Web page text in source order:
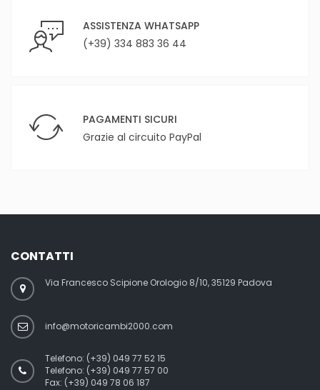
ASSISTENZA WHATSAPP
(+39) 334 883 36 44
PAGAMENTI SICURI
Grazie al circuito PayPal
CONTATTI
Via Francesco Scipione Orologio 8/10, 35129 Padova
info@motoricambi2000.com
Telefono: (+39) 049 77 52 15
Telefono: (+39) 049 77 57 00
Fax: (+39) 049 78 06 187